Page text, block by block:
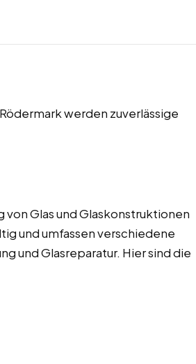
werden zuverlässige
von Glas und Glaskonstruktionen
und umfassen verschiedene
und Glasreparatur. Hier sind die